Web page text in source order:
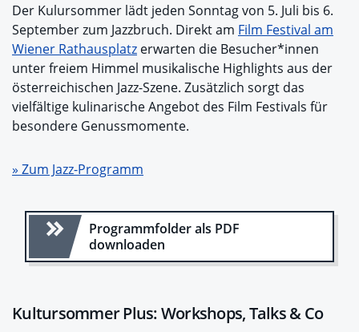
Der Kulursommer lädt jeden Sonntag von 5. Juli bis 6.
September zum Jazzbruch. Direkt am Film Festival am
Wiener Rathausplatz erwarten die Besucher*innen
unter freiem Himmel musikalische Highlights aus der
österreichischen Jazz-Szene. Zusätzlich sorgt das
vielfältige kulinarische Angebot des Film Festivals für
besondere Genussmomente.
» Zum Jazz-Programm
Programmfolder als PDF
downloaden
Kultursommer Plus: Workshops, Talks & Co